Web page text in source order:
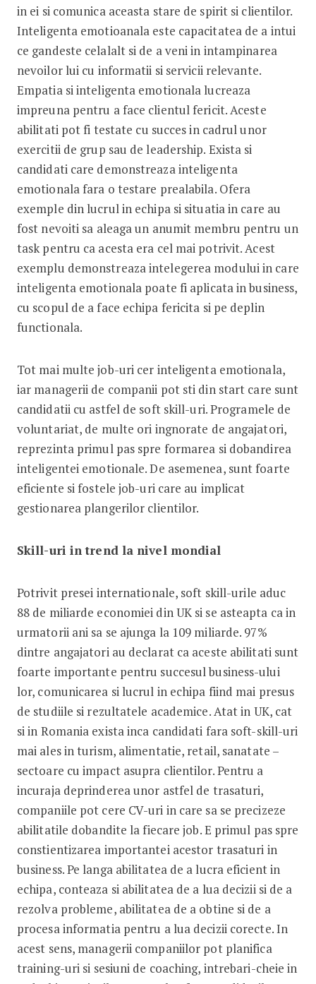
in ei si comunica aceasta stare de spirit si clientilor.
Inteligenta emotioanala este capacitatea de a intui
ce gandeste celalalt si de a veni in intampinarea
nevoilor lui cu informatii si servicii relevante.
Empatia si inteligenta emotionala lucreaza
impreuna pentru a face clientul fericit. Aceste
abilitati pot fi testate cu succes in cadrul unor
exercitii de grup sau de leadership. Exista si
candidati care demonstreaza inteligenta
emotionala fara o testare prealabila. Ofera
exemple din lucrul in echipa si situatia in care au
fost nevoiti sa aleaga un anumit membru pentru un
task pentru ca acesta era cel mai potrivit. Acest
exemplu demonstreaza intelegerea modului in care
inteligenta emotionala poate fi aplicata in business,
cu scopul de a face echipa fericita si pe deplin
functionala.
Tot mai multe job-uri cer inteligenta emotionala,
iar managerii de companii pot sti din start care sunt
candidatii cu astfel de soft skill-uri. Programele de
voluntariat, de multe ori ingnorate de angajatori,
reprezinta primul pas spre formarea si dobandirea
inteligentei emotionale. De asemenea, sunt foarte
eficiente si fostele job-uri care au implicat
gestionarea plangerilor clientilor.
Skill-uri in trend la nivel mondial
Potrivit presei internationale, soft skill-urile aduc
88 de miliarde economiei din UK si se asteapta ca in
urmatorii ani sa se ajunga la 109 miliarde. 97%
dintre angajatori au declarat ca aceste abilitati sunt
foarte importante pentru succesul business-ului
lor, comunicarea si lucrul in echipa fiind mai presus
de studiile si rezultatele academice. Atat in UK, cat
si in Romania exista inca candidati fara soft-skill-uri
mai ales in turism, alimentatie, retail, sanatate –
sectoare cu impact asupra clientilor. Pentru a
incuraja deprinderea unor astfel de trasaturi,
companiile pot cere CV-uri in care sa se precizeze
abilitatile dobandite la fiecare job. E primul pas spre
constientizarea importantei acestor trasaturi in
business. Pe langa abilitatea de a lucra eficient in
echipa, conteaza si abilitatea de a lua decizii si de a
rezolva probleme, abilitatea de a obtine si de a
procesa informatia pentru a lua decizii corecte. In
acest sens, managerii companiilor pot planifica
training-uri si sesiuni de coaching, intrebari-cheie in